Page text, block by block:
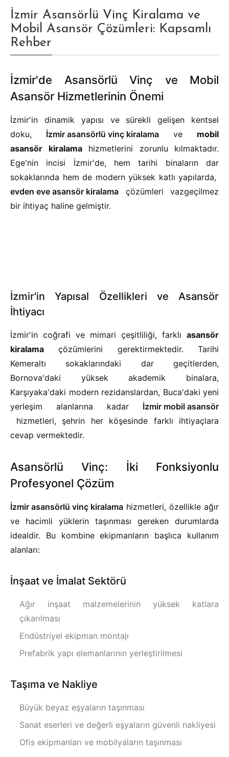
İzmir Asansörlü Vinç Kiralama ve
Mobil Asansör Çözümleri: Kapsamlı
Rehber
İzmir'de Asansörlü Vinç ve Mobil
Asansör Hizmetlerinin Önemi
İzmir'in dinamik yapısı ve sürekli gelişen kentsel
doku, İzmir asansörlü vinç kiralama ve mobil
asansör kiralamahizmetlerini zorunlu kılmaktadır.
Ege'nin incisi İzmir'de, hem tarihi binaların dar
sokaklarında hem de modern yüksek katlı yapılarda,
evden eve asansör kiralama çözümleri vazgeçilmez
bir ihtiyaç haline gelmiştir.
İzmir'in Yapısal Özellikleri ve Asansör
İhtiyacı
İzmir'in coğrafi ve mimari çeşitliliği, farklı asansör
kiralama çözümlerini gerektirmektedir. Tarihi
Kemeraltı sokaklarındaki dar geçitlerden,
Bornova'daki yüksek akademik binalara,
Karşıyaka'daki modern rezidanslardan, Buca'daki yeni
yerleşim alanlarına kadar İzmir mobil asansör
hizmetleri, şehrin her köşesinde farklı ihtiyaçlara
cevap vermektedir.
Asansörlü Vinç: İki Fonksiyonlu
Profesyonel Çözüm
İzmir asansörlü vinç kiralama hizmetleri, özellikle ağır
ve hacimli yüklerin taşınması gereken durumlarda
idealdir. Bu kombine ekipmanların başlıca kullanım
alanları:
İnşaat ve İmalat Sektörü
Ağır inşaat malzemelerinin yüksek katlara
çıkarılması
Endüstriyel ekipman montajı
Prefabrik yapı elemanlarının yerleştirilmesi
Taşıma ve Nakliye
Büyük beyaz eşyaların taşınması
Sanat eserleri ve değerli eşyaların güvenli nakliyesi
Ofis ekipmanları ve mobilyaların taşınması